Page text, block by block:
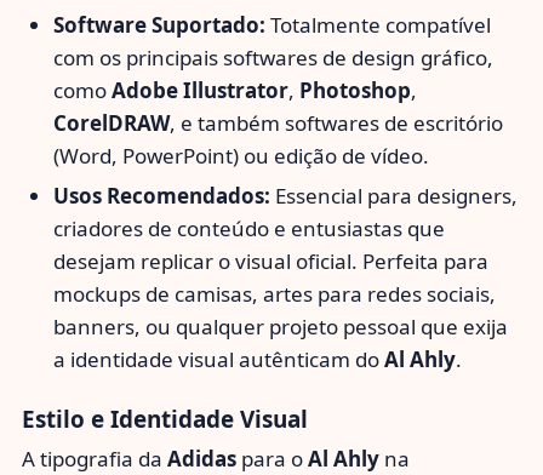
Software Suportado: Totalmente compatível
com os principais softwares de design gráfico,
comoAdobe Illustrator, Photoshop,
CorelDRAW, e também softwares de escritório
(Word, PowerPoint) ou edição de vídeo.
Usos Recomendados: Essencial para designers,
criadores de conteúdo e entusiastas que
desejam replicar o visual oficial. Perfeita para
mockups de camisas, artes para redes sociais,
banners, ou qualquer projeto pessoal que exija
a identidade visual autênticam doAl Ahly.
Estilo e Identidade Visual
A tipografia da Adidas para oAl Ahly na